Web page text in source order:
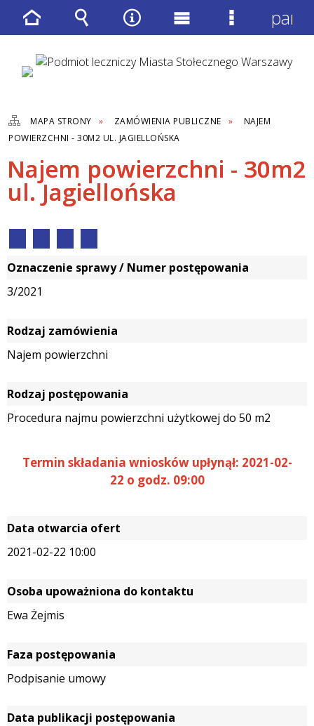
MAPA STRONY ZAMÓWIENIA PUBLICZNE
NAJEM
POWIERZCHNI - 30M2 UL. JAGIELLOŃSKA
Najem powierzchni - 30m2
ul. Jagiellońska
Oznaczenie sprawy / Numer postępowania
3/2021
Rodzaj zamówienia
Najem powierzchni
Rodzaj postępowania
Procedura najmu powierzchni użytkowej do 50 m2
Termin składania wniosków upłynął: 2021-02-
22 o godz. 09:00
Data otwarcia ofert
2021-02-22 10:00
Osoba upoważniona do kontaktu
Ewa Żejmis
Faza postępowania
Podpisanie umowy
Data publikacji postępowania
Strona
główna
Wyszukiwarka
Narzędzia
Menu
główne
Menu
panel